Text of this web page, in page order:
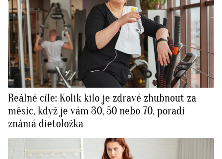
Reálné cíle: Kolik kilo je zdravé zhubnout za
měsíc, když je vám 30, 50 nebo 70, poradí
známá dietoložka